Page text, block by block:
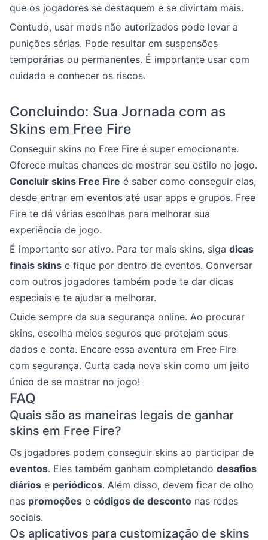
que os jogadores se destaquem e se divirtam mais.
Contudo, usar mods não autorizados pode levar a
punições sérias. Pode resultar em suspensões
temporárias ou permanentes. É importante usar com
cuidado e conhecer os riscos.
Concluindo: Sua Jornada com as
Skins em Free Fire
Conseguir skins no Free Fire é super emocionante.
Oferece muitas chances de mostrar seu estilo no jogo.
Concluir skins Free Fire é saber como conseguir elas,
desde entrar em eventos até usar apps e grupos. Free
Fire te dá várias escolhas para melhorar sua
experiência de jogo.
É importante ser ativo. Para ter mais skins, siga dicas
finais skins e fique por dentro de eventos. Conversar
com outros jogadores também pode te dar dicas
especiais e te ajudar a melhorar.
Cuide sempre da sua segurança online. Ao procurar
skins, escolha meios seguros que protejam seus
dados e conta. Encare essa aventura em Free Fire
com segurança. Curta cada nova skin como um jeito
único de se mostrar no jogo!
FAQ
Quais são as maneiras legais de ganhar
skins em Free Fire?
Os jogadores podem conseguir skins ao participar de
eventos. Eles também ganham completando desafios
diários e periódicos. Além disso, devem ficar de olho
nas promoções e códigos de desconto nas redes
sociais.
Os aplicativos para customização de skins